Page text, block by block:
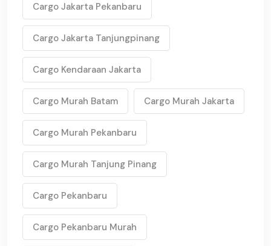
Cargo Jakarta Pekanbaru
Cargo Jakarta Tanjungpinang
Cargo Kendaraan Jakarta
Cargo Murah Batam Cargo Murah Jakarta
Cargo Murah Pekanbaru
Cargo Murah Tanjung Pinang
Cargo Pekanbaru
Cargo Pekanbaru Murah